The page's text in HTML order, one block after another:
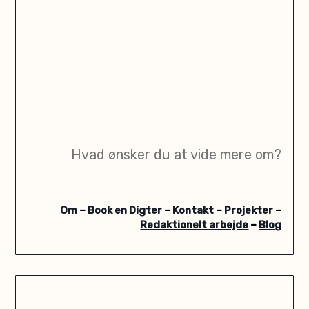
Hvad ønsker du at vide mere om?
Om – Book en Digter – Kontakt – Projekter –
Redaktionelt arbejde – Blog